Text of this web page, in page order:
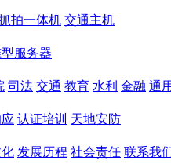
拍一体机 交通主机
服务器
司法 交通 教育 水利 金融 通用
认证培训 天地安防
发展历程 社会责任 联系我